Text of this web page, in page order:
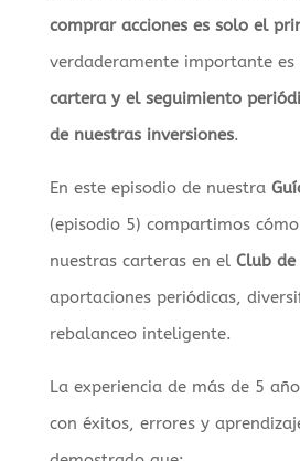
comprar acciones es solo el
verdaderamente importante es
cartera y el seguimiento
de nuestras inversiones.
En este episodio de nuestra
(episodio 5) compartimos
nuestras carteras en el Club
aportaciones periódicas,
rebalanceo inteligente.
La experiencia de más de 5
con éxitos, errores y